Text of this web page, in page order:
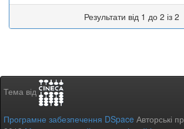
Результати від 1 до 2 із 2
Тема від
Програмне забезпечення DSpace Авторські